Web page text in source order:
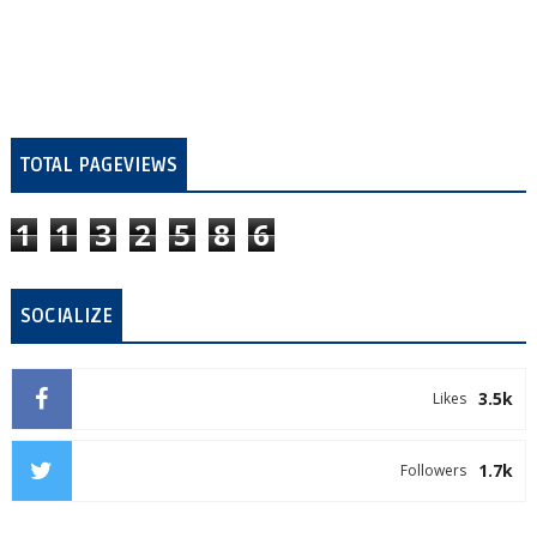
TOTAL PAGEVIEWS
1 1 3 2 5 8 6
SOCIALIZE
3.5k
Likes
1.7k
Followers